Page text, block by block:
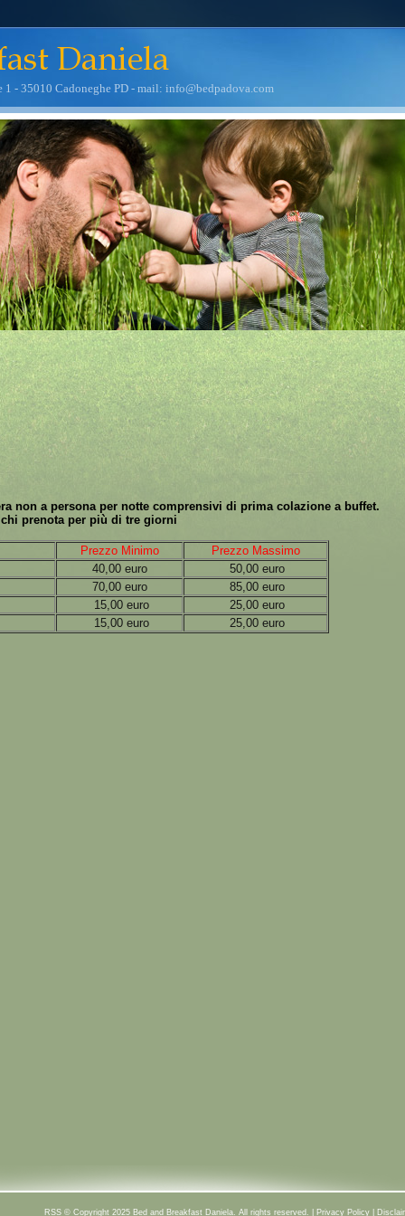
- 35010 Cadoneghe PD - mail: info@bedpadova.com
non a persona per notte comprensivi di prima colazione a buffet.
prenota per più di tre giorni
Prezzo Minimo
Prezzo Massimo
40,00 euro
50,00 euro
70,00 euro
85,00 euro
15,00 euro
25,00 euro
15,00 euro
25,00 euro
RSS © Copyright 2025 Bed and Breakfast Daniela. All rights reserved. | Privacy Policy